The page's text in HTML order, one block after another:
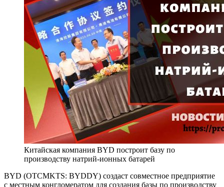
Китайская компания BYD построит базу по
производству натрий-ионных батарей
BYD (OTCMKTS: BYDDY) создаст совместное предприятие
с местным конгломератом для создания базы по производству